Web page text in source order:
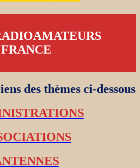
FRANCE
des thèmes ci-dessous